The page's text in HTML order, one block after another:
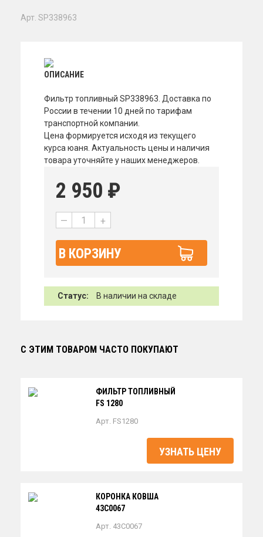
Арт. SP338963
ОПИСАНИЕ
Фильтр топливный SP338963. Доставка по
России в течении 10 дней по тарифам
транспортной компании.
Цена формируется исходя из текущего
курса юаня. Актуальность цены и наличия
товара уточняйте у наших менеджеров.
2 950 ₽
— +
В КОРЗИНУ
Статус: В наличии на складе
С ЭТИМ ТОВАРОМ ЧАСТО ПОКУПАЮТ
ФИЛЬТР ТОПЛИВНЫЙ
FS 1280
Арт. FS1280
УЗНАТЬ ЦЕНУ
КОРОНКА КОВША
43C0067
Арт. 43C0067